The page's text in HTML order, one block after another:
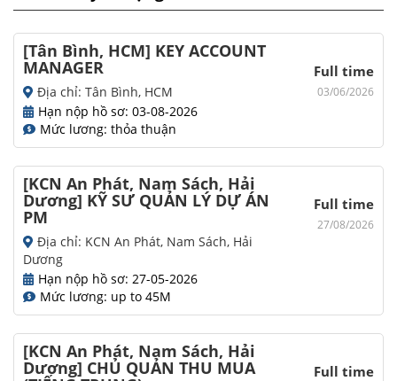
[Tân Bình, HCM] KEY ACCOUNT
MANAGER
Địa chỉ: Tân Bình, HCM
Hạn nộp hồ sơ: 03-08-2026
Mức lương: thỏa thuận
Full time
03/06/2026
[KCN An Phát, Nam Sách, Hải
Dương] KỸ SƯ QUẢN LÝ DỰ ÁN
PM
Địa chỉ: KCN An Phát, Nam Sách, Hải
Dương
Hạn nộp hồ sơ: 27-05-2026
Mức lương: up to 45M
Full time
27/08/2026
[KCN An Phát, Nam Sách, Hải
Dương] CHỦ QUẢN THU MUA Full time